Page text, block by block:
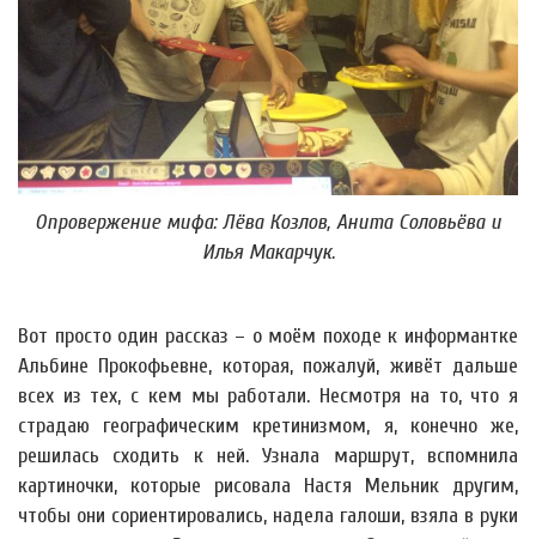
Опровержение мифа: Лёва Козлов, Анита Соловьёва и
Илья Макарчук.
Вот просто один рассказ – о моём походе к информантке
Альбине Прокофьевне, которая, пожалуй, живёт дальше
всех из тех, с кем мы работали. Несмотря на то, что я
страдаю географическим кретинизмом, я, конечно же,
решилась сходить к ней. Узнала маршрут, вспомнила
картиночки, которые рисовала Настя Мельник другим,
чтобы они сориентировались, надела галоши, взяла в руки